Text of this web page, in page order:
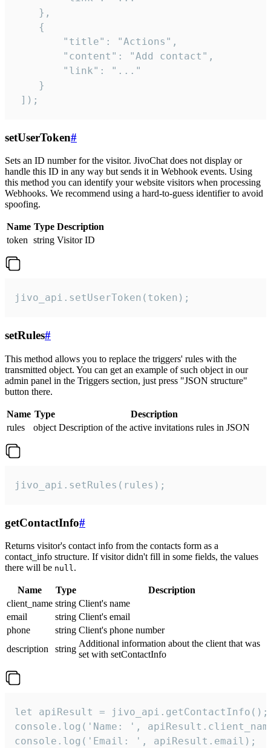
    },
    {
        "title": "Actions",
        "content": "Add contact",
        "link": "..."
    }
]);
setUserToken#
Sets an ID number for the visitor. JivoChat does not display or
handle this ID in any way but sends it in Webhook events. Using
this method you can identify your website visitors when processing
Webhooks. We recommend using a hard-to-guess identifier to avoid
spoofing.
Name Type Description
token string Visitor ID
jivo_api.setUserToken(token);
setRules#
This method allows you to replace the triggers' rules with the
transmitted object. You can get an example of such object in our
admin panel in the Triggers section, just press "JSON structure"
button there.
Name Type
Description
rules
object Description of the active invitations rules in JSON
jivo_api.setRules(rules);
getContactInfo#
Returns visitor's contact info from the contacts form as a
contact_info structure. If visitor didn't fill in some fields, the values
there will be null.
Name Type
Description
client_name string Client's name
email
string Client's email
phone
string Client's phone number
description
string
Additional information about the client that was
set with setContactInfo
let apiResult = jivo_api.getContactInfo();
console.log('Name: ',
console.log('Email: ', apiResult.email);